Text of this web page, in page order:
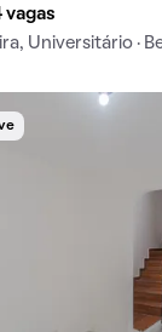
vagas
Universitário ·